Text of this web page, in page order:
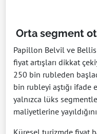
Orta segment
Papillon Belvil ve
fiyat artışları dikkat
250 bin rubleden
bin rubleyi aştığı ifade
yalnızca lüks
maliyetlerine